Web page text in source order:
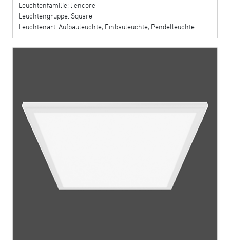
Leuchtenfamilie: l.encore
Leuchtengruppe: Square
Leuchtenart: Aufbauleuchte; Einbauleuchte; Pendelleuchte